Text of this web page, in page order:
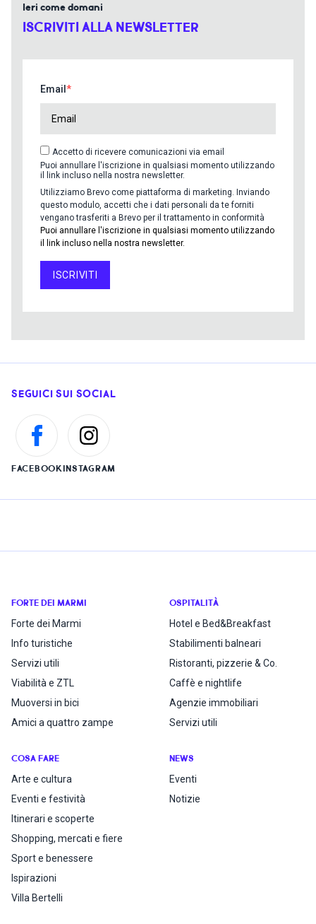
Ieri come domani
ISCRIVITI ALLA NEWSLETTER
Email
Accetto di ricevere comunicazioni via email
Puoi annullare l'iscrizione in qualsiasi momento utilizzando
il link incluso nella nostra newsletter.
Utilizziamo Brevo come piattaforma di marketing. Inviando
questo modulo, accetti che i dati personali da te forniti
vengano trasferiti a Brevo per il trattamento in conformità
Puoi annullare l'iscrizione in qualsiasi momento utilizzando
il link incluso nella nostra newsletter.
ISCRIVITI
SEGUICI SUI SOCIAL
FACEBOOKINSTAGRAM
FORTE DEI MARMI
Forte dei Marmi
Info turistiche
Servizi utili
Viabilità e ZTL
Muoversi in bici
Amici a quattro zampe
OSPITALITÀ
Hotel e Bed&Breakfast
Stabilimenti balneari
Ristoranti, pizzerie & Co.
Caffè e nightlife
Agenzie immobiliari
Servizi utili
COSA FARE
Arte e cultura
Eventi e festività
Itinerari e scoperte
Shopping, mercati e fiere
Sport e benessere
Ispirazioni
Villa Bertelli
NEWS
Eventi
Notizie